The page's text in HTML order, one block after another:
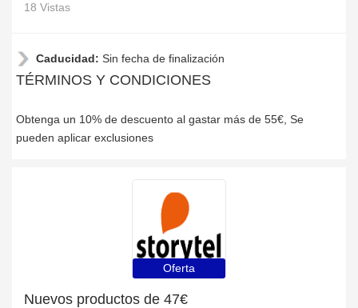
18 Vistas
Caducidad: Sin fecha de finalización
TÉRMINOS Y CONDICIONES
Obtenga un 10% de descuento al gastar más de 55€, Se
pueden aplicar exclusiones
Oferta
Nuevos productos de 47€